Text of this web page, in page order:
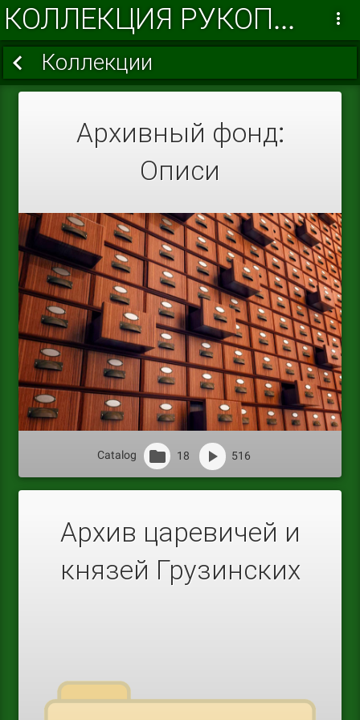
КОЛЛЕКЦИЯ РУКОПИСЕЙ И СТАРОПЕЧАТНЫХ ИЗДАНИЙ ИЗ ФОНДА РКИР
Коллекции
Архивный фонд:
Описи
Catalog 18 516
Архив царевичей и
князей Грузинских